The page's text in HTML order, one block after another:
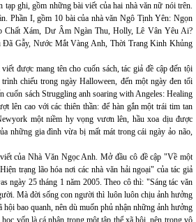
ghi, gồm những bài viết của hai nhà văn nữ nói trên.
Phần I, gồm 10 bài của nhà văn Ngô Tịnh Yên: Ngọn
Chất Xám, Dư Âm Ngàn Thu, Holly, Lê Vân Yêu Ai?
Gẫy, Nước Mắt Vàng Anh, Thời Trang Kinh Khủng
được mang tên cho cuốn sách, tác giả đề cập đến tội
chiếu trong ngày Halloween, đến một ngày đen tối
cuốn sách Struggling anh soaring with Angeles: Healing
lên cao với các thiên thần: để hàn gắn một trái tim tan
một niềm hy vọng vươn lên, hầu xoa dịu được
những gia đình vừa bị mất mát trong cái ngày ảo não,
của Nhà Văn Ngọc Anh. Mở đầu cô đề cập "Về một
trạng lão hóa nơi các nhà văn hải ngoại" của tác giả
ngày 25 tháng 1 năm 2005. Theo cô thì: "Sáng tác văn
Mà đời sống con người thì luôn luôn chịu ảnh hưởng
bao quanh, nên dù muốn phủ nhận những ảnh hưởng
vốn là cá nhân trong một tập thể xã hội, nên trong vô